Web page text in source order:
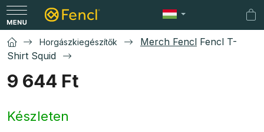
Ugrás
tartalomhoz
Horgászkiegészítők Merch Fencl Fencl T-
Shirt Squid
9 644 Ft
Készleten